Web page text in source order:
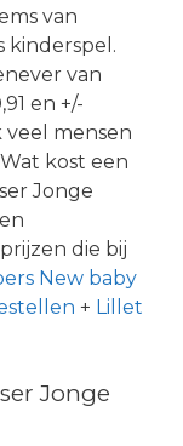
van
kinderspel.
van
en +/-
veel mensen
kost een
Jonge
die bij
New baby
+ Lillet
Jonge